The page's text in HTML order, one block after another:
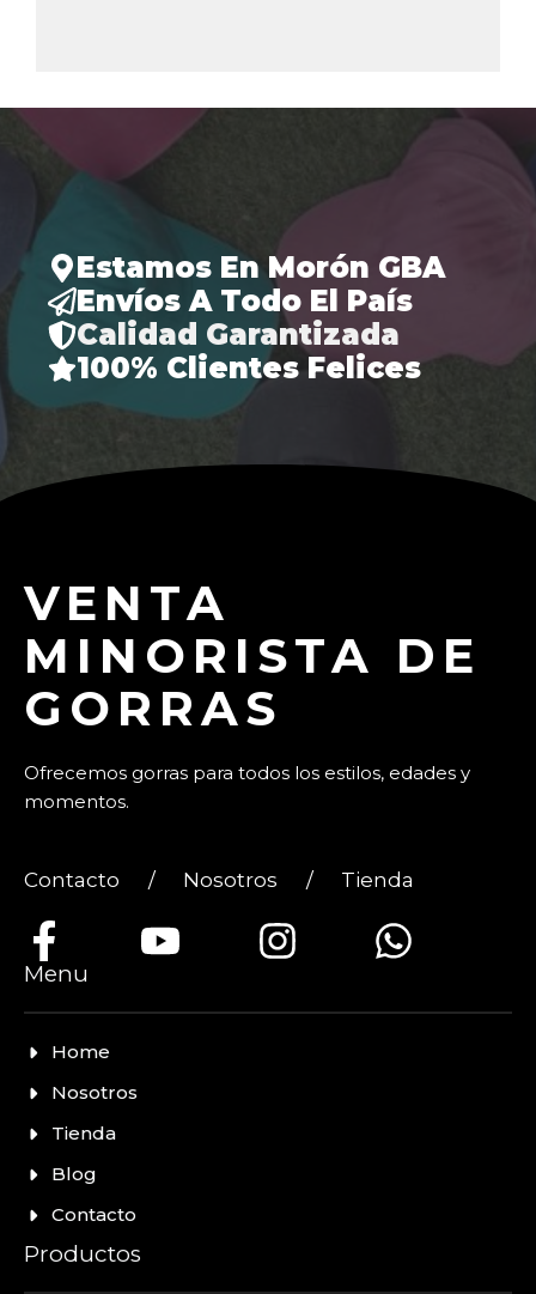
Estamos En Morón GBA
Envíos A Todo El País
Calidad Garantizada
100% Clientes Felices
VENTA
MINORISTA DE
GORRAS
Ofrecemos gorras para todos los estilos, edades y
momentos.
Contacto / Nosotros / Tienda
Menu
Home
Nosotros
Tienda
Blog
Contacto
Productos